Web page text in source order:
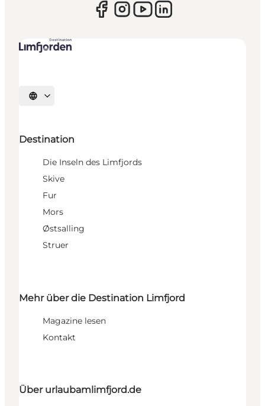
Sprache auswählen
Destination
Die Inseln des Limfjords
Skive
Fur
Mors
Østsalling
Struer
Mehr über die Destination Limfjord
Magazine lesen
Kontakt
Über urlaubamlimfjord.de